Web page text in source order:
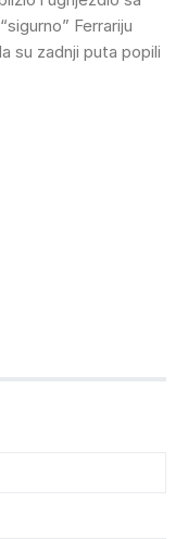
Ferrariju
su zadnji puta popili